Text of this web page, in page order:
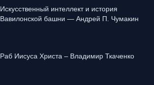
Искусственный интеллект и история
Вавилонской башни — Андрей П. Чумакин
Раб Иисуса Христа – Владимир Ткаченко